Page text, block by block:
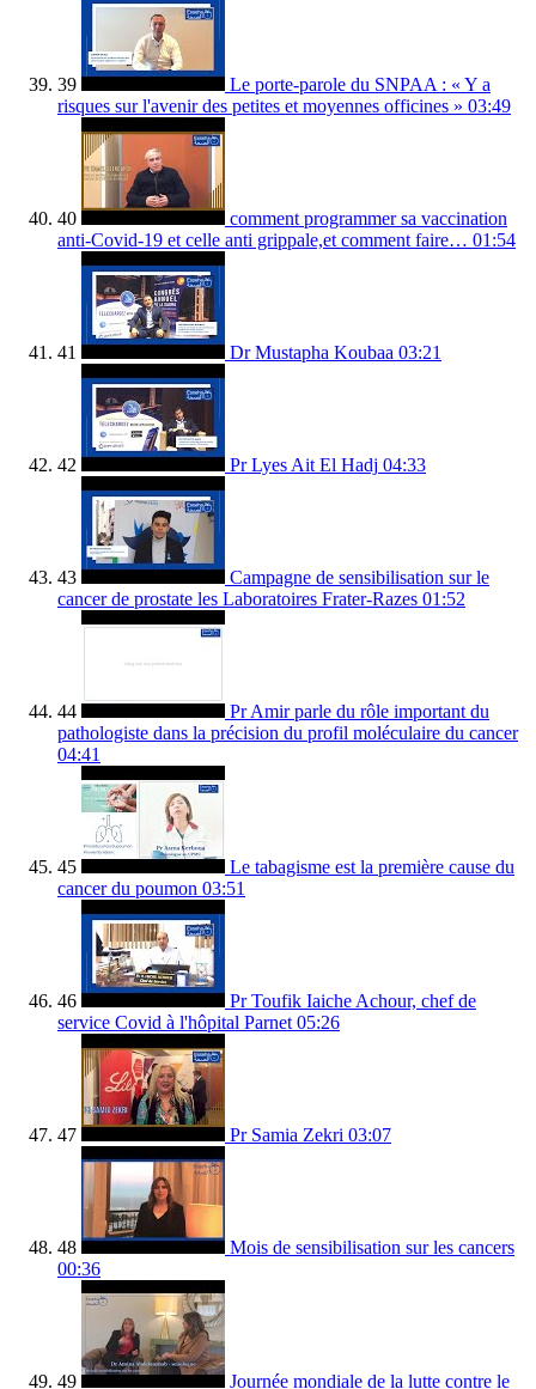
39
Le porte-parole du SNPAA : « Y a
risques sur l'avenir des petites et moyennes officines » 03:49
40
comment programmer sa vaccination
anti-Covid-19 et celle anti grippale,et comment faire… 01:54
41 Dr Mustapha Koubaa 03:21
42 Pr Lyes Ait El Hadj 04:33
43
Campagne de sensibilisation sur le
cancer de prostate les Laboratoires Frater-Razes 01:52
44
Pr Amir parle du rôle important du
pathologiste dans la précision du profil moléculaire du cancer
04:41
45
Le tabagisme est la première cause du
cancer du poumon 03:51
46
Pr Toufik Iaiche Achour, chef de
service Covid à l'hôpital Parnet 05:26
47 Pr Samia Zekri 03:07
48
Mois de sensibilisation sur les cancers
00:36
49 Journée mondiale de la lutte contre le